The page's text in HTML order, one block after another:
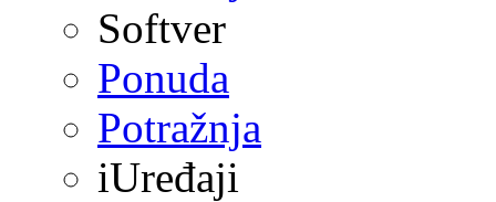
Softver
Ponuda
Potražnja
iUređaji